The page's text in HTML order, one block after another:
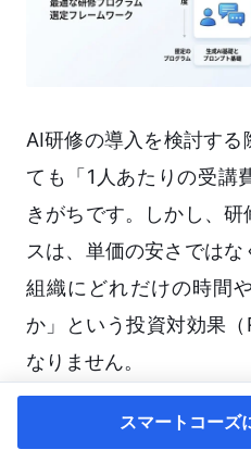
AI研修の導入を検討する
ても「1人あたりの受講
きがちです。しかし、
スは、単価の安さでは
組織にどれだけの時間
か」という投資対効果
なりません。
初期投資（研修費
スマートコーズ